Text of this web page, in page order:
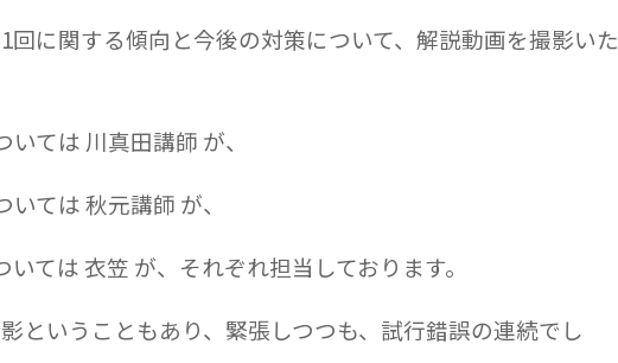
回に関する傾向と今後の対策について、解説動画を撮影いた
いては 川真田講師 が、
ては 秋元講師 が、
いては 衣笠 が、それぞれ担当しております。
ということもあり、緊張しつつも、試行錯誤の連続でし